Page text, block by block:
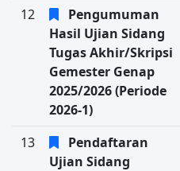
12
Pengumuman
Hasil Ujian Sidang
Tugas Akhir/Skripsi
Gemester Genap
2025/2026 (Periode
2026-1)
13
Pendaftaran
Ujian Sidang